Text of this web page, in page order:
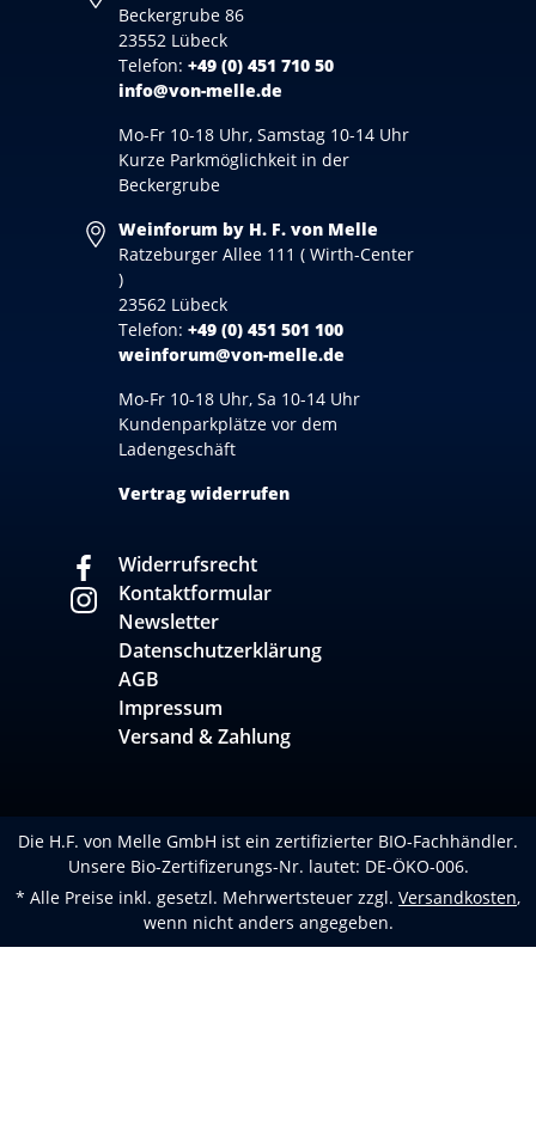
Beckergrube 86
23552 Lübeck
Telefon: +49 (0) 451 710 50
info@von-melle.de
Mo-Fr 10-18 Uhr, Samstag 10-14 Uhr
Kurze Parkmöglichkeit in der
Beckergrube
Weinforum by H. F. von Melle
Ratzeburger Allee 111 ( Wirth-Center
)
23562 Lübeck
Telefon: +49 (0) 451 501 100
weinforum@von-melle.de
Mo-Fr 10-18 Uhr, Sa 10-14 Uhr
Kundenparkplätze vor dem
Ladengeschäft
Vertrag widerrufen
Widerrufsrecht
Kontaktformular
Newsletter
Datenschutzerklärung
AGB
Impressum
Versand & Zahlung
Die H.F. von Melle GmbH ist ein zertifizierter BIO-Fachhändler.
Unsere Bio-Zertifizerungs-Nr. lautet: DE-ÖKO-006.
* Alle Preise inkl. gesetzl. Mehrwertsteuer zzgl. Versandkosten,
wenn nicht anders angegeben.